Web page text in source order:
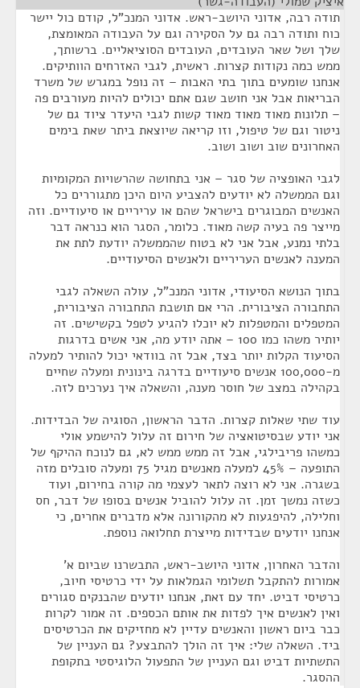
תודה רבה, אדוני היושב-ראש. אדוני המנכ"ל, קודם כול יישר
כוח ותודה רבה גם על הסקירה וגם על העבודה המאומצת,
שלך ושל שאר העובדים, העובדים הסוציאליים. ברשותך,
ממש כמה נקודות קצרות. ראשית, לגבי האזרחים הוותיקים.
אנחנו שומעים בתוך בתי האבות – זה נופל במגרש של משרד
הבריאות אבל אני חושב שגם אתם יכולים להיות מעורבים פה
– תלונות מאוד מאוד מאוד קשות לגבי היעדר ציוד גם של
ניטור וגם של טיפול, וזו קריאה שיוצאת ביתר שאת בימים
האחרונים שוב ושוב ושוב.
לגבי האופציה של סגר – אני בתחושה שהרשויות המקומיות
וגם הממשלה לא יודעים להצביע היום היכן מתגוררים כל
האנשים המבוגרים בישראל שהם או עריריים או סיעודיים. וזה
מייצר פה בעיה קשה מאוד. כלומר, הסגר הוא כנראה דבר
בלתי נמנע, אבל אני לא בטוח שהממשלה יודעת לתת את
המענה לאנשים העריריים ולאנשים הסיעודיים.
בתוך הנושא הסיעודי, אדוני המנכ"ל, עולה השאלה לגבי
התחבורה הציבורית. הרי אם תושבת התחבורה הציבורית,
המטפלים והמטפלות לא יוכלו להגיע לטפל בקשישים. זה
יותיר משהו כמו 100 – אתה יודע מה, אני אשים בדרגות
הסיעוד הקלות יותר בצד, אבל זה בוודאי יכול להותיר למעלה
מ-100,000 אנשים סיעודיים בדרגה בינונית ומעלה שחיים
בקהילה במצב של חוסר מענה, והשאלה איך נערכים לזה.
עוד שתי שאלות קצרות. הדבר הראשון, הסוגיה של הבדידות.
אני יודע שבסיטואציה של חירום זה עלול להישמע אולי
כמשהו פריבילגי, אבל זה ממש ממש לא, גם לנוכח ההיקף של
התופעה – 45% למעלה מאנשים מגיל 75 ומעלה סובלים מזה
בשגרה. אני לא רוצה לתאר לעצמי מה קורה בחירום, ועוד
כשזה נמשך זמן. זה עלול להוביל אנשים בסופו של דבר, חס
וחלילה, להיפגעות לא מהקורונה אלא מדברים אחרים, כי
אנחנו יודעים שבדידות מייצרת תחלואה נוספת.
והדבר האחרון, אדוני היושב-ראש, התבשרנו שביום א'
אמורות להתקבל תשלומי הגמלאות על ידי כרטיסי חיוב,
כרטיסי דביט. יחד עם זאת, אנחנו יודעים שהבנקים סגורים
ואין לאנשים איך לפדות את אותם הכספים. זה אמור לקרות
כבר ביום ראשון והאנשים עדיין לא מחזיקים את הכרטיסים
ביד. השאלה שלי: איך זה הולך להתבצע? גם העניין של
התשתיות דביט וגם העניין של התפעול הלוגיסטי בתקופת
ההסגר.